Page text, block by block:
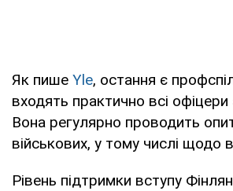
Як пише Yle, остання є
входять практично всі офіцери
Вона регулярно проводить
військових, у тому числі щодо
Рівень підтримки вступу